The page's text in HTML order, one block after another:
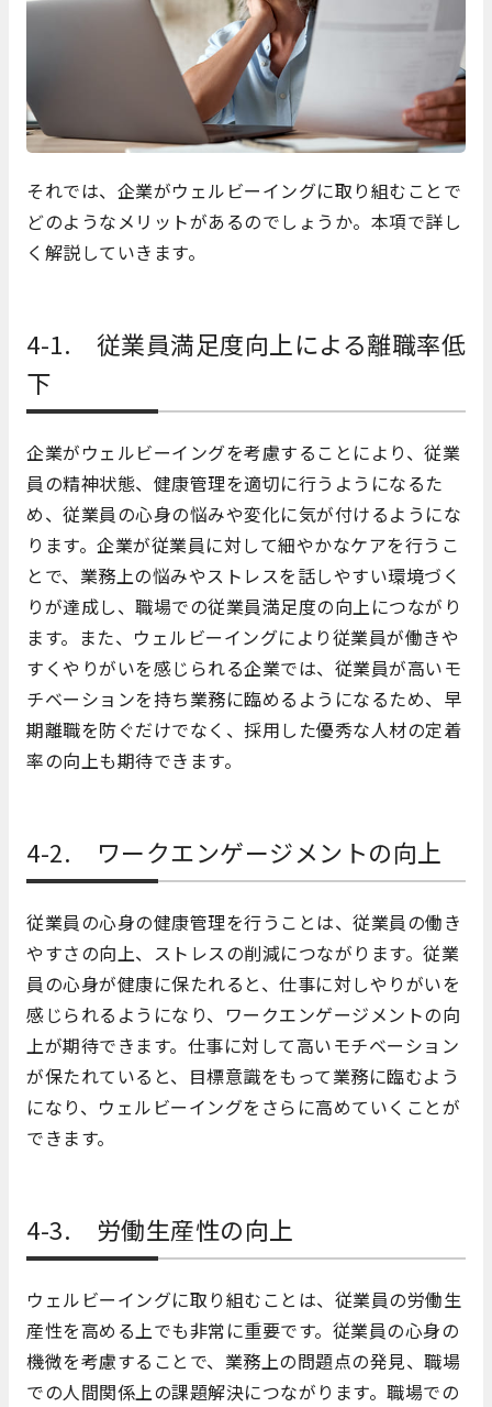
それでは、企業がウェルビーイングに取り組むことで
どのようなメリットがあるのでしょうか。本項で詳し
く解説していきます。
4-1. 従業員満足度向上による離職率低
下
企業がウェルビーイングを考慮することにより、従業
員の精神状態、健康管理を適切に行うようになるた
め、従業員の心身の悩みや変化に気が付けるようにな
ります。企業が従業員に対して細やかなケアを行うこ
とで、業務上の悩みやストレスを話しやすい環境づく
りが達成し、職場での従業員満足度の向上につながり
ます。また、ウェルビーイングにより従業員が働きや
すくやりがいを感じられる企業では、従業員が高いモ
チベーションを持ち業務に臨めるようになるため、早
期離職を防ぐだけでなく、採用した優秀な人材の定着
率の向上も期待できます。
4-2. ワークエンゲージメントの向上
従業員の心身の健康管理を行うことは、従業員の働き
やすさの向上、ストレスの削減につながります。従業
員の心身が健康に保たれると、仕事に対しやりがいを
感じられるようになり、ワークエンゲージメントの向
上が期待できます。仕事に対して高いモチベーション
が保たれていると、目標意識をもって業務に臨むよう
になり、ウェルビーイングをさらに高めていくことが
できます。
4-3. 労働生産性の向上
ウェルビーイングに取り組むことは、従業員の労働生
産性を高める上でも非常に重要です。従業員の心身の
機微を考慮することで、業務上の問題点の発見、職場
での人間関係上の課題解決につながります。職場での